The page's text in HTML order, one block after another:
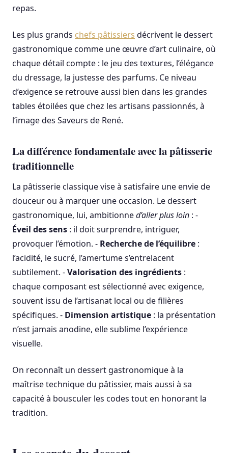
repas.
Les plus grands chefs pâtissiers décrivent le dessert
gastronomique comme une œuvre d’art culinaire, où
chaque détail compte : le jeu des textures, l’élégance
du dressage, la justesse des parfums. Ce niveau
d’exigence se retrouve aussi bien dans les grandes
tables étoilées que chez les artisans passionnés, à
l’image des Saveurs de René.
La différence fondamentale avec la pâtisserie
traditionnelle
La pâtisserie classique vise à satisfaire une envie de
douceur ou à marquer une occasion. Le dessert
gastronomique, lui, ambitionned’aller plus loin : -
Éveil des sens : il doit surprendre, intriguer,
provoquer l’émotion. - Recherche de l’équilibre :
l’acidité, le sucré, l’amertume s’entrelacent
subtilement. -Valorisation des ingrédients :
chaque composant est sélectionné avec exigence,
souvent issu de l’artisanat local ou de filières
spécifiques. - Dimension artistique : la présentation
n’est jamais anodine, elle sublime l’expérience
visuelle.
On reconnaît un dessert gastronomique à la
maîtrise technique du pâtissier, mais aussi à sa
capacité à bousculer les codes tout en honorant la
tradition.